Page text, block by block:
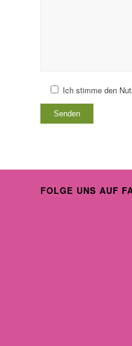
Ich stimme den
FOLGE UNS AUF